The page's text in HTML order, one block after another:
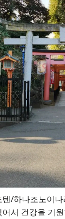
/하나조노이
서 건강을 기